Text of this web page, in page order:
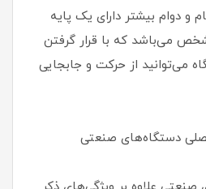
و دوام بیشتر دارای یک پایه
می‌باشد که با قرار گرفتن
می‌توانید از حرکت و جابجایی
دستگاه‌های صنعتی